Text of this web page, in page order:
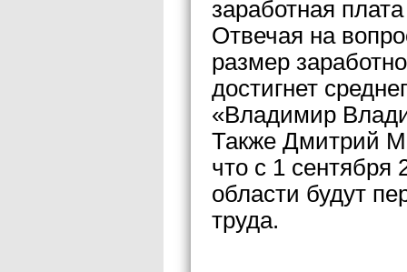
заработная
Отвечая на
размер
достигнет
«Владимир
Также Дмитрий
что с 1 сентября
области будут
труда.